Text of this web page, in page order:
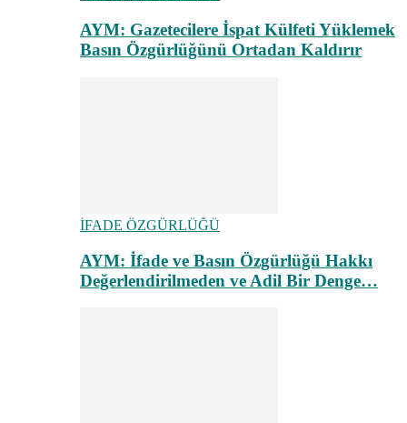
AYM: Gazetecilere İspat Külfeti Yüklemek
Basın Özgürlüğünü Ortadan Kaldırır
İFADE ÖZGÜRLÜĞÜ
AYM: İfade ve Basın Özgürlüğü Hakkı
Değerlendirilmeden ve Adil Bir Denge…